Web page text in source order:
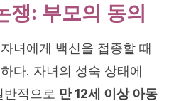
쟁: 부모의 동의
녀에게 백신을 접종할 때
다. 자녀의 성숙 상태에
적으로 만 12세 이상 아동